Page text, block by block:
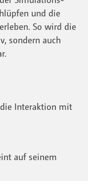
und die
So wird die
sondern auch
Interaktion mit
auf seinem